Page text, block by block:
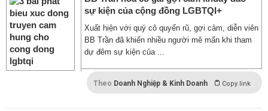
sự kiện của cộng đồng LGBTQI+
Xuất hiện với quý cô quyến rũ, gợi cảm, diễn viên
BB Trần đã khiến nhiều người mê mẩn khi tham
dự đêm sự kiện của ...
Theo Doanh Nghiệp & Kinh Doanh Copy link